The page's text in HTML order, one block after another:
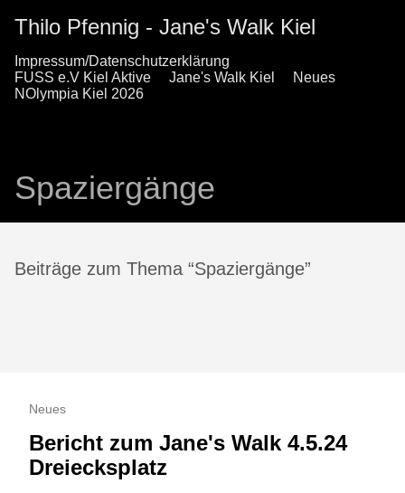
Thilo Pfennig - Jane's Walk Kiel
Impressum/Datenschutzerklärung
FUSS e.V Kiel Aktive
Jane's Walk Kiel
Neues
NOlympia Kiel 2026
Spaziergänge
Beiträge zum Thema “Spaziergänge”
Neues
Bericht zum Jane's Walk 4.5.24
Dreiecksplatz